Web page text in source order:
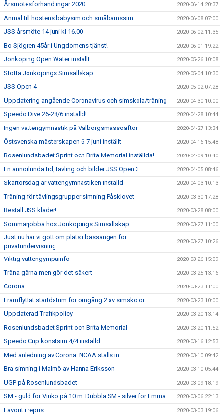
Årsmötesförhandlingar 2020 2020-06-14 20:37
Anmäl till höstens babysim och småbarnssim 2020-06-08 07:00
JSS årsmöte 14 juni kl 16.00 2020-06-02 11:35
Bo Sjögren 45år i Ungdomens tjänst! 2020-06-01 19:22
Jönköping Open Water inställt 2020-05-26 10:08
Stötta Jönköpings Simsällskap 2020-05-04 10:30
JSS Open 4 2020-05-02 07:28
Uppdatering angående Coronavirus och simskola/träning 2020-04-30 10:00
Speedo Dive 26-28/6 inställd! 2020-04-28 10:44
Ingen vattengymnastik på Valborgsmässoafton 2020-04-27 13:34
Östsvenska mästerskapen 6-7 juni inställt 2020-04-16 15:48
Rosenlundsbadet Sprint och Brita Memorial inställda! 2020-04-09 10:40
En annorlunda tid, tävling och bilder JSS Open 3 2020-04-05 08:46
Skärtorsdag är vattengymnastiken inställd 2020-04-03 10:13
Träning för tävlingsgrupper simning Påsklovet 2020-03-30 17:28
Beställ JSS kläder! 2020-03-28 08:00
Sommarjobba hos Jönköpings Simsällskap 2020-03-27 11:00
Just nu har vi gott om plats i bassängen för
privatundervisning
2020-03-27 10:26
Viktig vattengympainfo 2020-03-26 15:09
Träna gärna men gör det säkert 2020-03-25 13:16
Corona 2020-03-23 11:00
Framflyttat startdatum för omgång 2 av simskolor 2020-03-23 10:00
Uppdaterad Trafikpolicy 2020-03-20 13:14
Rosenlundsbadet Sprint och Brita Memorial 2020-03-20 11:52
Speedo Cup konstsim 4/4 inställd. 2020-03-16 12:53
Med anledning av Corona: NCAA ställs in 2020-03-10 09:42
Bra simning i Malmö av Hanna Eriksson 2020-03-10 05:44
UGP på Rosenlundsbadet 2020-03-09 18:19
SM - guld för Vinko på 10 m. Dubbla SM - silver för Emma 2020-03-06 22:13
Favorit i repris 2020-03-03 19:06